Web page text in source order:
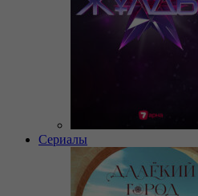
Сериалы